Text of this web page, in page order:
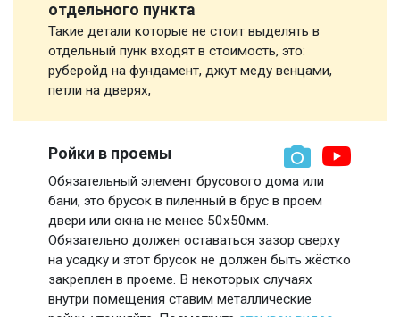
отдельного пункта
Такие детали которые не стоит выделять в
отдельный пунк входят в стоимость, это:
руберойд на фундамент, джут меду венцами,
петли на дверях,
Ройки в проемы
Обязательный элемент брусового дома или
бани, это брусок в пиленный в брус в проем
двери или окна не менее 50х50мм.
Обязательно должен оставаться зазор сверху
на усадку и этот брусок не должен быть жёстко
закреплен в проеме. В некоторых случаях
внутри помещения ставим металлические